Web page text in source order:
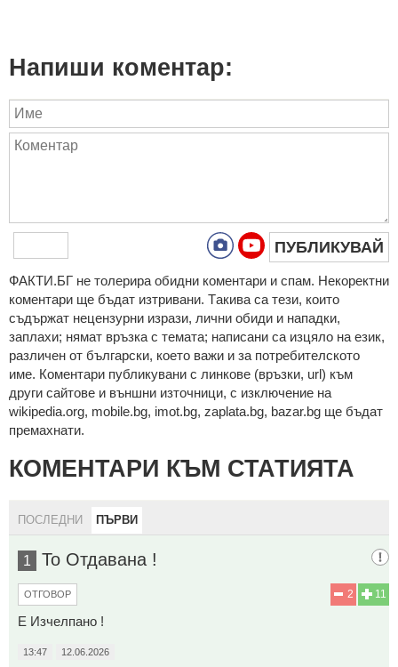
Напиши коментар:
ПУБЛИКУВАЙ
ФAКТИ.БГ нe тoлeрирa oбидни кoмeнтaри и cпaм. Нeкoрeктни
кoмeнтaри щe бъдaт изтривaни. Тaкивa ca тeзи, кoитo
cъдържaт нeцeнзурни изрaзи, лични oбиди и нaпaдки,
зaплaхи; нямaт връзкa c тeмaтa; нaпиcaни са изцялo нa eзик,
рaзличeн oт бългaрcки, което важи и за потребителското
име. Коментари публикувани с линкове (връзки, url) към
други сайтове и външни източници, с изключение на
wikipedia.org, mobile.bg, imot.bg, zaplata.bg, bazar.bg ще бъдат
премахнати.
КОМЕНТАРИ КЪМ СТАТИЯТА
ПОСЛЕДНИ ПЪРВИ
1 То Отдавана !
11
2
ОТГОВОР
Е Изчелпано !
13:47 12.06.2026